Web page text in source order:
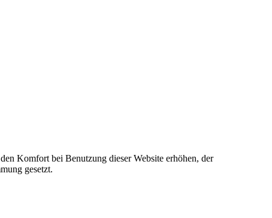
Komfort bei Benutzung dieser Website erhöhen, der
gesetzt.